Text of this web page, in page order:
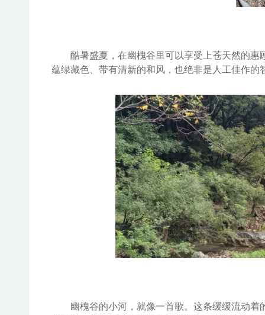
酷暑盛夏，在幽槐谷里可以享受上苍天然的惠
蕴绿藏色、带有清新的和风 ， 也绝非是人工佳作的
幽槐谷的小河 ，就像一首歌。这条缓缓流动着